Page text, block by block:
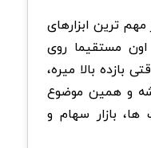
مهم ترین ابزارهای
مستقیما روی
بازده بالا میره،
و همین موضوع
بازار سهام و